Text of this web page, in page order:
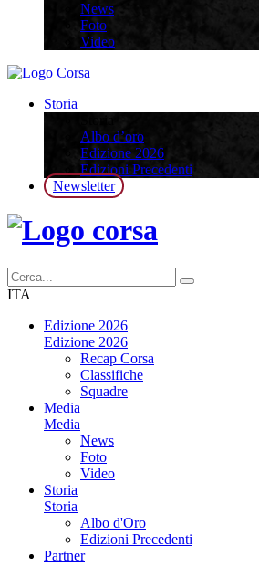
News
Foto
Video
Storia
Albo d’oro
Edizione 2026
Edizioni Precedenti
Newsletter
ITA
Edizione 2026
Edizione 2026
Recap Corsa
Classifiche
Squadre
Media
Media
News
Foto
Video
Storia
Storia
Albo d'Oro
Edizioni Precedenti
Partner